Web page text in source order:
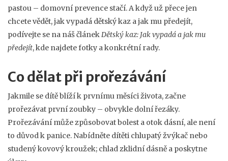
pastou – domovní prevence stačí. A když už přece jen
chcete vědět, jak vypadá dětský kaz a jak mu předejít,
podívejte se na náš článekDětský kaz: Jak vypadá a jak mu
předejít, kde najdete fotky a konkrétní rady.
Co dělat při prořezávání
Jakmile se dítě blíží k prvnímu měsíci života, začne
prořezávat první zoubky – obvykle dolní řezáky.
Prořezávání může způsobovat bolest a otok dásní, ale není
to důvod k panice. Nabídněte dítěti chlupatý žvýkač nebo
studený kovový kroužek; chlad zklidní dásně a poskytne